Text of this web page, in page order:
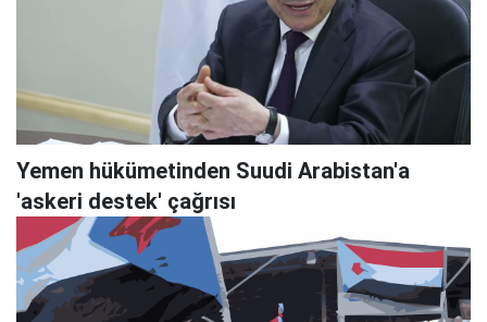
Yemen hükümetinden Suudi Arabistan'a
'askeri destek' çağrısı